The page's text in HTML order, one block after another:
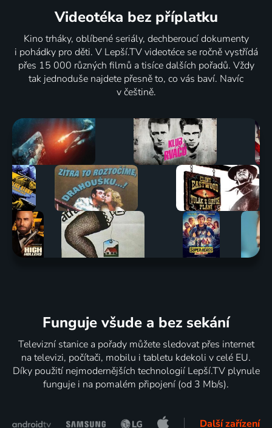
Videotéka bez příplatku
Kino trháky, oblíbené seriály, dechberoucí dokumenty
i pohádky pro děti. V Lepší.TV videotéce se ročně vystřídá
přes 15 000 různých filmů a tisíce dalších pořadů. Vždy
tak jednoduše najdete přesně to, co vás baví. Navíc
v češtině.
Funguje všude a bez sekání
Televizní stanice a pořady můžete sledovat přes internet
na televizi, počítači, mobilu i tabletu kdekoli v celé EU.
Díky použití nejmodernějších technologií Lepší.TV plynule
funguje i na pomalém připojení (od 3 Mb/s).
Další zařízení